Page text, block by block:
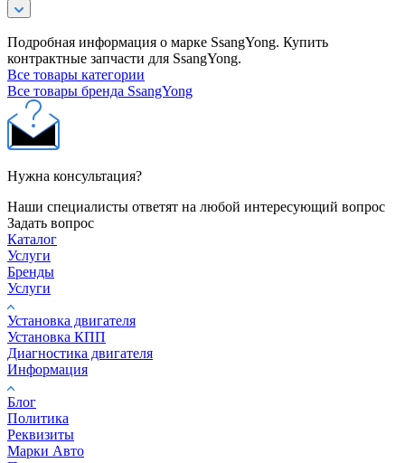
Подробная информация о марке SsangYong. Купить
контрактные запчасти для SsangYong.
Все товары категории
Все товары бренда SsangYong
Нужна консультация?
Наши специалисты ответят на любой интересующий вопрос
Задать вопрос
Каталог
Услуги
Бренды
Услуги
Установка двигателя
Установка КПП
Диагностика двигателя
Информация
Блог
Политика
Реквизиты
Марки Авто